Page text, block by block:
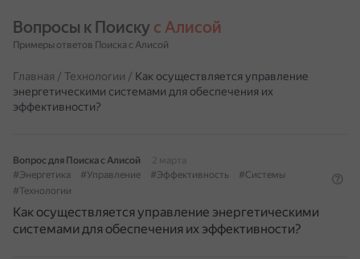
Вопросы к Поиску с Алисой
Примеры ответов Поиска с Алисой
Главная / Технологии / Как осуществляется управление
энергетическими системами для обеспечения их
эффективности?
Вопрос для Поиска с Алисой
2 марта
#Энергетика
#Управление #Эффективность
#Системы
#Технологии
Как осуществляется управление энергетическими
системами для обеспечения их эффективности?